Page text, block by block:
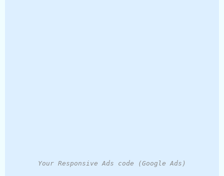
Your Responsive Ads code (Google Ads)